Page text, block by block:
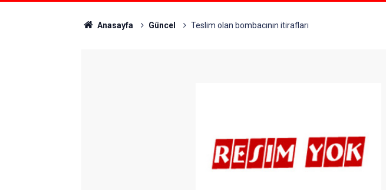
Anasayfa Güncel Teslim olan bombacının itirafları